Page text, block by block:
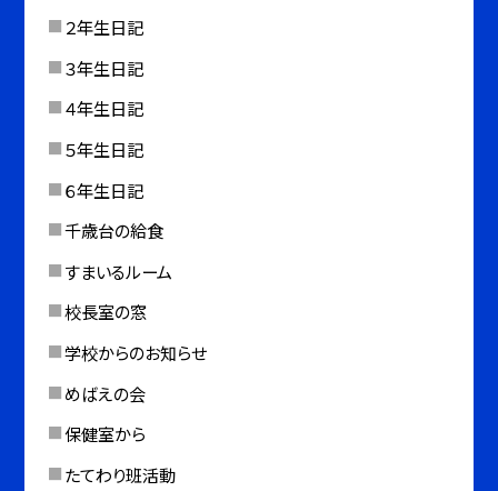
２年生日記
３年生日記
４年生日記
５年生日記
６年生日記
千歳台の給食
すまいるルーム
校長室の窓
学校からのお知らせ
めばえの会
保健室から
たてわり班活動